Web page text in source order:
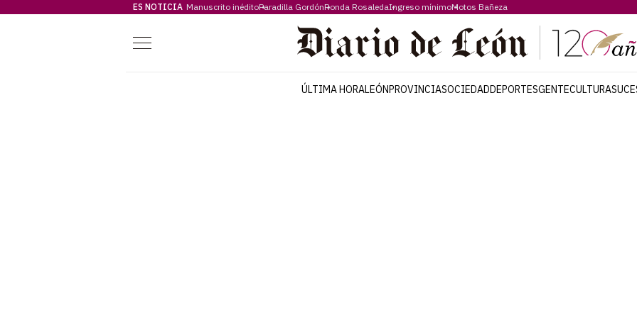
ES NOTICIA Manuscrito inéditoParadilla GordónRonda RosaledaIngreso mínimoMotos Bañeza
Menú
ÚLTIMA HORALEÓNPROVINCIASOCIEDADDEPORTESGENTECULTURA